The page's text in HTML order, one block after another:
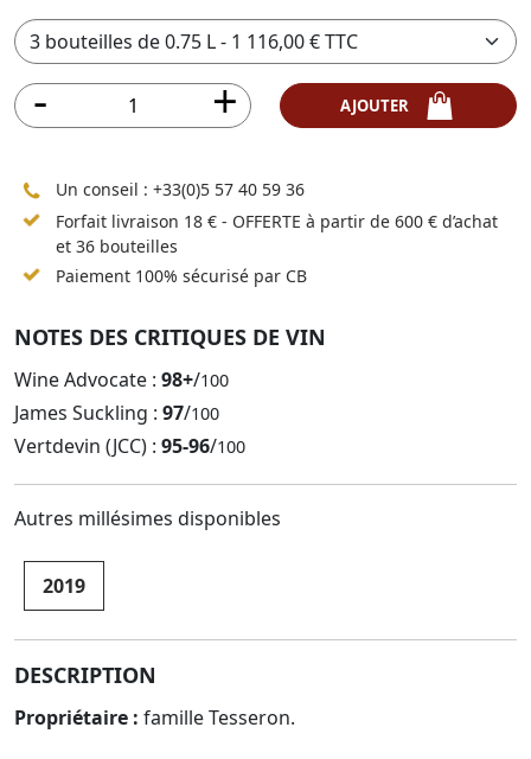
Un conseil : +33(0)5 57 40 59 36
Forfait livraison 18 € - OFFERTE à partir de 600 € d’achat
et 36 bouteilles
Paiement 100% sécurisé par CB
NOTES DES CRITIQUES DE VIN
Wine Advocate : 98+/100
James Suckling : 97/100
Vertdevin (JCC) : 95-96/100
Autres millésimes disponibles
2019
DESCRIPTION
Propriétaire : famille Tesseron.